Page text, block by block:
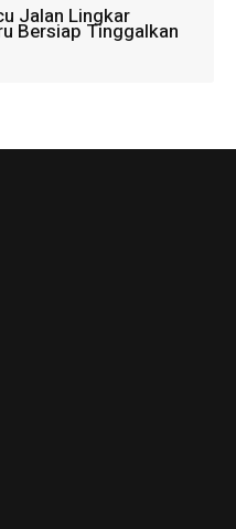
Jalan Lingkar
Bersiap Tinggalkan